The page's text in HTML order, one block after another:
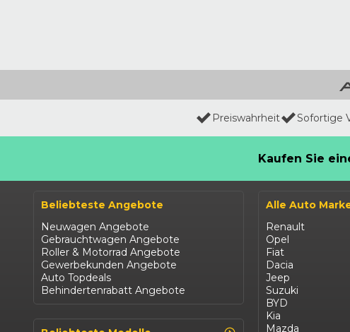
Preiswahrheit Sofortige
Kaufen Sie
Beliebteste Angebote
Neuwagen Angebote
Gebrauchtwagen Angebote
Roller & Motorrad Angebote
Gewerbekunden Angebote
Auto Topdeals
Behindertenrabatt Angebote
Alle Auto
Renault
Opel
Fiat
Dacia
Jeep
Suzuki
BYD
Kia
Mazda